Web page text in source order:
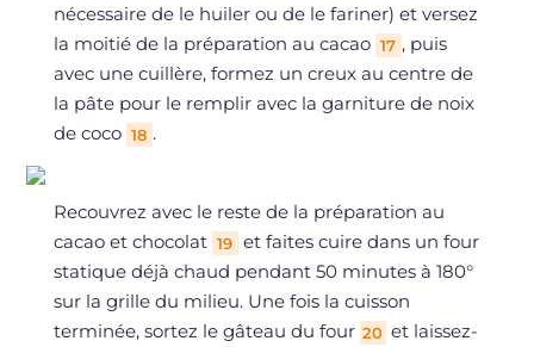
nécessaire de le huiler ou de le fariner) et versez
la moitié de la préparation au cacao 17 , puis
avec une cuillère, formez un creux au centre de
la pâte pour le remplir avec la garniture de noix
de coco 18 .
Recouvrez avec le reste de la préparation au
cacao et chocolat 19 et faites cuire dans un four
statique déjà chaud pendant 50 minutes à 180°
sur la grille du milieu. Une fois la cuisson
terminée, sortez le gâteau du four 20 et laissez-